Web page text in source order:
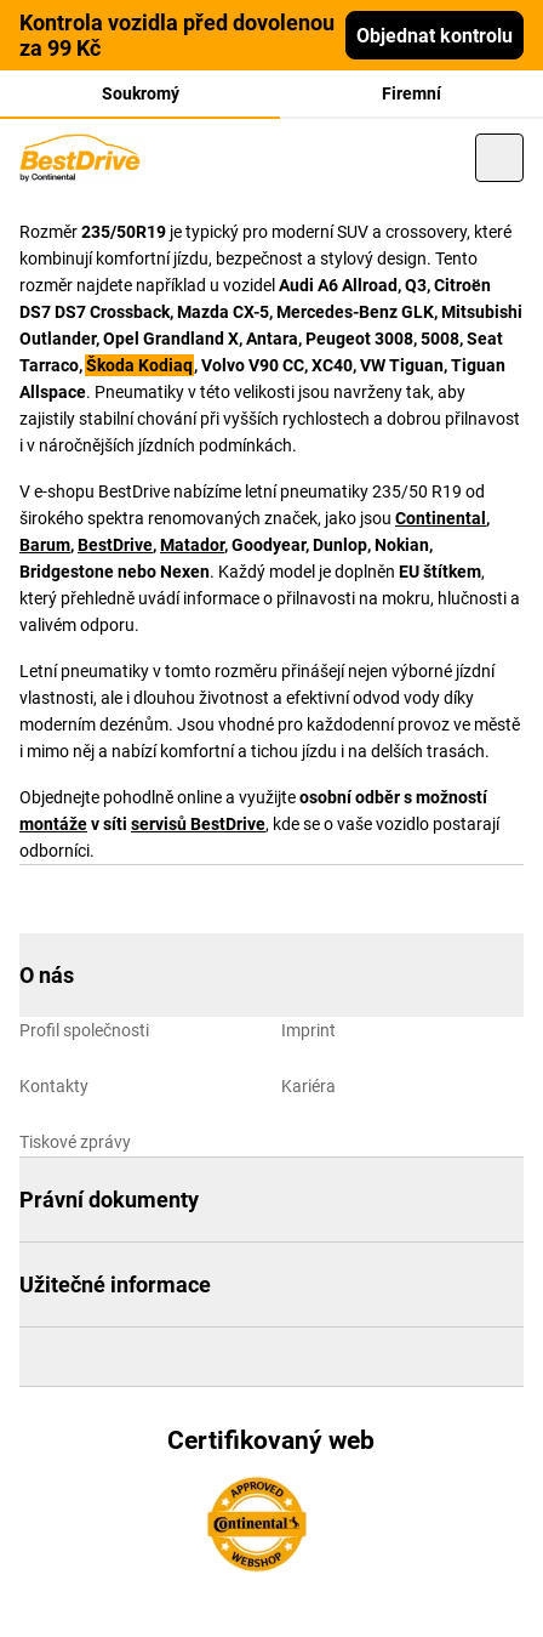
Kontrola vozidla před dovolenou
za 99 Kč
Objednat kontrolu
Soukromý Firemní
Rozměr235/50R19 je typický pro moderní SUV a crossovery, které
kombinují komfortní jízdu, bezpečnost a stylový design. Tento
rozměr najdete například u vozidel Audi A6 Allroad, Q3, Citroën
DS7 DS7 Crossback, Mazda CX-5, Mercedes-Benz GLK, Mitsubishi
Outlander, Opel Grandland X, Antara, Peugeot 3008, 5008, Seat
Tarraco,Škoda Kodiaq, Volvo V90 CC, XC40, VW Tiguan, Tiguan
Allspace. Pneumatiky v této velikosti jsou navrženy tak, aby
zajistily stabilní chování při vyšších rychlostech a dobrou přilnavost
i v náročnějších jízdních podmínkách.
V e-shopu BestDrive nabízíme letní pneumatiky 235/50 R19 od
širokého spektra renomovaných značek, jako jsou Continental ,
Barum,BestDrive,Matador, Goodyear, Dunlop, Nokian,
Bridgestone nebo Nexen. Každý model je doplněn EU štítkem,
který přehledně uvádí informace o přilnavosti na mokru, hlučnosti a
valivém odporu.
Letní pneumatiky v tomto rozměru přinášejí nejen výborné jízdní
vlastnosti, ale i dlouhou životnost a efektivní odvod vody díky
moderním dezénům. Jsou vhodné pro každodenní provoz ve městě
i mimo něj a nabízí komfortní a tichou jízdu i na delších trasách.
Objednejte pohodlně online a využijteosobní odběr s možností
montážev síti servisů BestDrive, kde se o vaše vozidlo postarají
odborníci.
O nás
Profil společnosti
Kontakty
Tiskové zprávy
Imprint
Kariéra
Právní dokumenty
Užitečné informace
Certifikovaný web